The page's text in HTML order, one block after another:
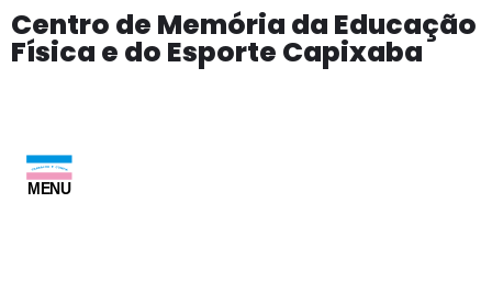
Pular
Centro de Memória da Educação
Física e do Esporte Capixaba
MENU